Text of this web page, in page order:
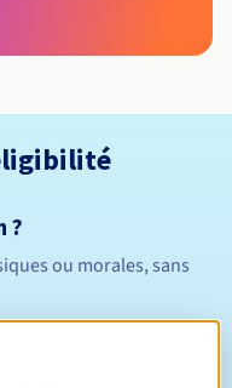
?
ou morales, sans